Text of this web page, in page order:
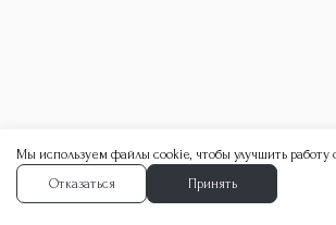
Мы используем файлы cookie, чтобы улучшить работу
Отказаться
Принять